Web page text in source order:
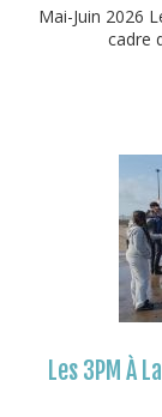
Mai-Juin 2026
cadre
Les 3PM À